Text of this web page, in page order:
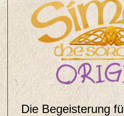
Die Begeisterung